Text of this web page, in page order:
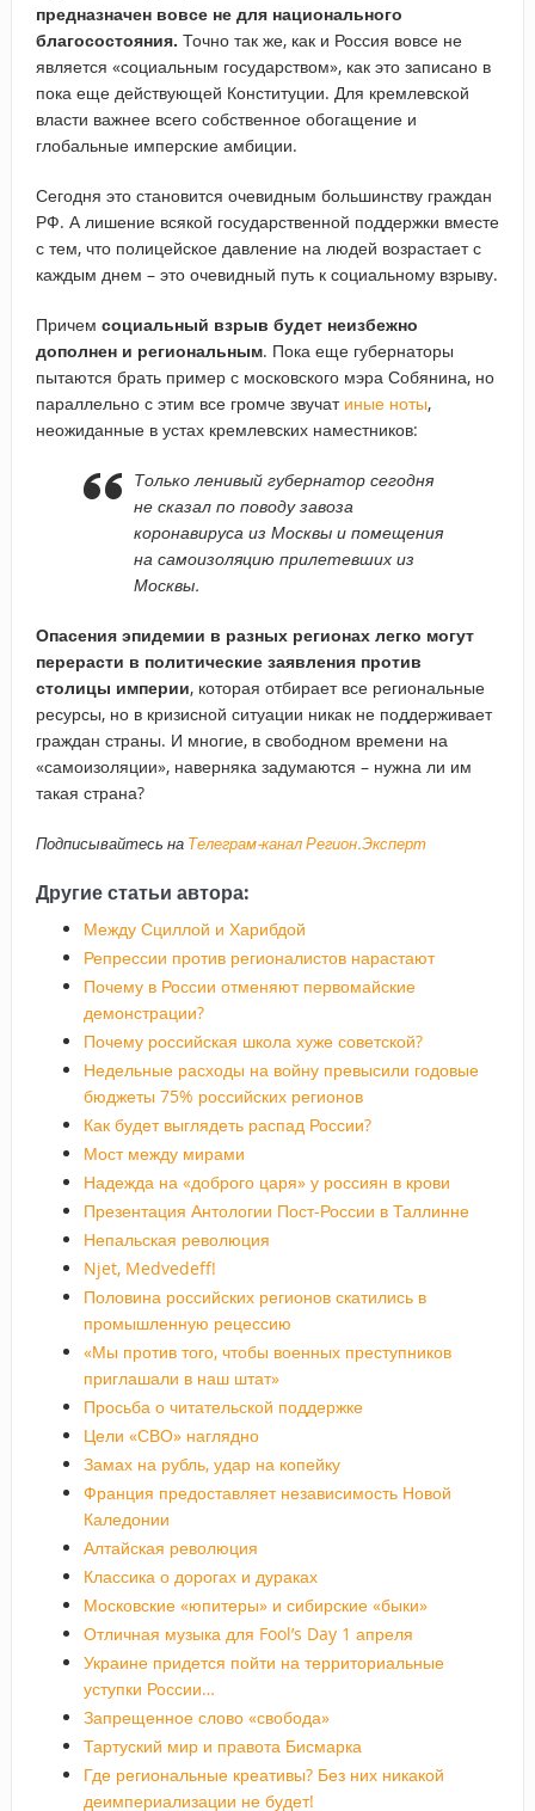
предназначен вовсе не для национального
благосостояния. Точно так же, как и Россия вовсе не
является «социальным государством», как это записано в
пока еще действующей Конституции. Для кремлевской
власти важнее всего собственное обогащение и
глобальные имперские амбиции.
Сегодня это становится очевидным большинству граждан
РФ. А лишение всякой государственной поддержки вместе
с тем, что полицейское давление на людей возрастает с
каждым днем – это очевидный путь к социальному взрыву.
Причем социальный взрыв будет неизбежно
дополнен и региональным. Пока еще губернаторы
пытаются брать пример с московского мэра Собянина, но
параллельно с этим все громче звучат иные ноты,
неожиданные в устах кремлевских наместников:
Только ленивый губернатор сегодня
не сказал по поводу завоза
коронавируса из Москвы и помещения
на самоизоляцию прилетевших из
Москвы.
Опасения эпидемии в разных регионах легко могут
перерасти в политические заявления против
столицы империи, которая отбирает все региональные
ресурсы, но в кризисной ситуации никак не поддерживает
граждан страны. И многие, в свободном времени на
«самоизоляции», наверняка задумаются – нужна ли им
такая страна?
Подписывайтесь на Телеграм-канал Регион.Эксперт
Другие статьи автора:
Между Сциллой и Харибдой
Репрессии против регионалистов нарастают
Почему в России отменяют первомайские
демонстрации?
Почему российская школа хуже советской?
Недельные расходы на войну превысили годовые
бюджеты 75% российских регионов
Как будет выглядеть распад России?
Мост между мирами
Надежда на «доброго царя» у россиян в крови
Презентация Антологии Пост-России в Таллинне
Непальская революция
Njet, Medvedeff!
Половина российских регионов скатились в
промышленную рецессию
«Мы против того, чтобы военных преступников
приглашали в наш штат»
Просьба о читательской поддержке
Цели «СВО» наглядно
Замах на рубль, удар на копейку
Франция предоставляет независимость Новой
Каледонии
Алтайская революция
Классика о дорогах и дураках
Московские «юпитеры» и сибирские «быки»
Отличная музыка для Fool’s Day 1 апреля
Украине придется пойти на территориальные
уступки России…
Запрещенное слово «свобода»
Тартуский мир и правота Бисмарка
Где региональные креативы? Без них никакой
деимпериализации не будет!